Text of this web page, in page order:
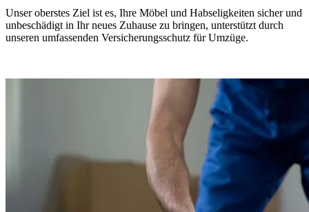
Unser oberstes Ziel ist es, Ihre Möbel und Habseligkeiten sicher und
unbeschädigt in Ihr neues Zuhause zu bringen, unterstützt durch
unseren umfassenden Versicherungsschutz für Umzüge.